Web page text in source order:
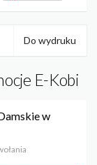
Do wydruku
E-Kobi
w